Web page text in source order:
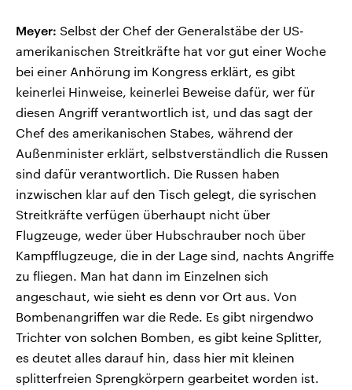
Meyer: Selbst der Chef der Generalstäbe der US-
amerikanischen Streitkräfte hat vor gut einer Woche
bei einer Anhörung im Kongress erklärt, es gibt
keinerlei Hinweise, keinerlei Beweise dafür, wer für
diesen Angriff verantwortlich ist, und das sagt der
Chef des amerikanischen Stabes, während der
Außenminister erklärt, selbstverständlich die Russen
sind dafür verantwortlich. Die Russen haben
inzwischen klar auf den Tisch gelegt, die syrischen
Streitkräfte verfügen überhaupt nicht über
Flugzeuge, weder über Hubschrauber noch über
Kampfflugzeuge, die in der Lage sind, nachts Angriffe
zu fliegen. Man hat dann im Einzelnen sich
angeschaut, wie sieht es denn vor Ort aus. Von
Bombenangriffen war die Rede. Es gibt nirgendwo
Trichter von solchen Bomben, es gibt keine Splitter,
es deutet alles darauf hin, dass hier mit kleinen
splitterfreien Sprengkörpern gearbeitet worden ist.